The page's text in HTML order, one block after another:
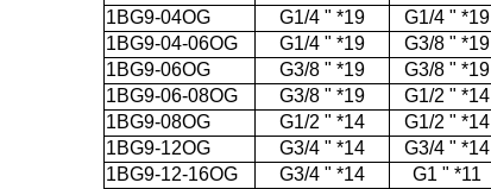
1BG9-04OG
G1/4 " *19 G1/4 " *19
1BG9-04-06OG
G1/4 " *19 G3/8 " *19
1BG9-06OG
G3/8 " *19 G3/8 " *19
1BG9-06-08OG
G3/8 " *19 G1/2 " *14
1BG9-08OG
G1/2 " *14 G1/2 " *14
1BG9-12OG
G3/4 " *14 G3/4 " *14
1BG9-12-16OG
G3/4 " *14 G1 " *11